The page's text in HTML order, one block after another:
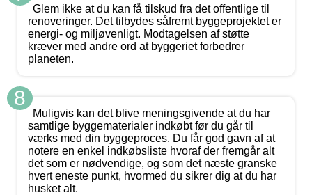
Glem ikke at du kan få tilskud fra det offentlige til
renoveringer. Det tilbydes såfremt byggeprojektet er
energi- og miljøvenligt. Modtagelsen af støtte
kræver med andre ord at byggeriet forbedrer
planeten.
8
Muligvis kan det blive meningsgivende at du har
samtlige byggematerialer indkøbt før du går til
værks med din byggeproces. Du får god gavn af at
notere en enkel indkøbsliste hvoraf der fremgår alt
det som er nødvendige, og som det næste granske
hvert eneste punkt, hvormed du sikrer dig at du har
husket alt.